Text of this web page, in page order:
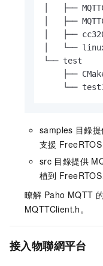
│   ├──
│   ├──
│   ├──
│   └──
└── test
├──
└──
samples 目錄
支援 FreeRTOS
src 目錄提供
植到
瞭解 Paho MQTT
MQTTClient.h 。
接入物聯網平台